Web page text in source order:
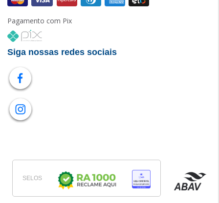
Pagamento com Pix
Siga nossas redes sociais
SELOS